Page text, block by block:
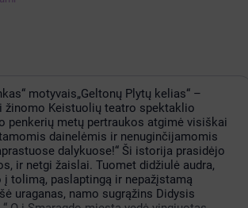
motyvais„Geltonų Plytų kelias“ –
žinomo Keistuolių teatro spektaklio
penkerių metų pertraukos atgimė visiškai
dainelėmis ir nenuginčijamomis
dalykuose!“ Ši istorija prasidėjo
ir netgi žaislai. Tuomet didžiulė audra,
tolimą, paslaptingą ir nepažįstamą
uraganas, namo sugrąžins Didysis